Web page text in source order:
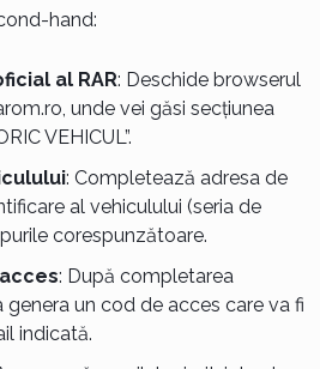
hand:
al RAR: Deschide browserul
unde vei găsi secțiunea
VEHICUL”.
: Completează adresa de
al vehiculului (seria de
corespunzătoare.
: După completarea
genera un cod de acces care va fi
indicată.